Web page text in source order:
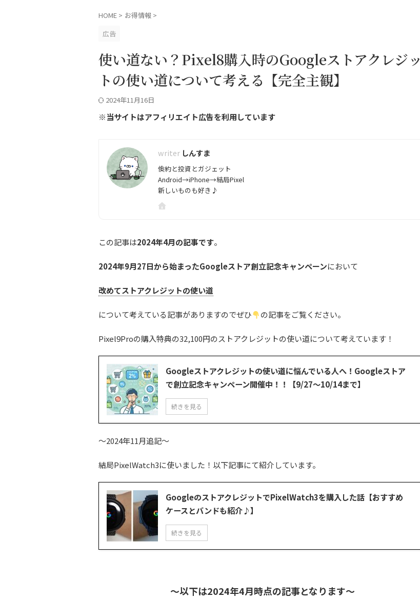
HOME > お得情報 >
広告
使い道ない？Pixel8購入時のGoogleストアクレジッ
トの使い道について考える【完全主観】
2024年11月16日
※当サイトはアフィリエイト広告を利用しています
しんすま
倹約と投資とガジェット
Android→iPhone→結局Pixel
新しいものも好き♪
この記事は2024年4月の記事です。
2024年9月27日から始まったGoogleストア創立記念キャンペーンにおいて
改めてストアクレジットの使い道
について考えている記事がありますのでぜひ の記事をご覧ください。
Pixel9Proの購入特典の32,100円のストアクレジットの使い道について考えています！
Googleストアクレジットの使い道に悩んでいる人へ！Googleストア
で創立記念キャンペーン開催中！！【9/27～10/14まで】
続きを見る
～2024年11月追記～
結局PixelWatch3に使いました！以下記事にて紹介しています。
GoogleのストアクレジットでPixelWatch3を購入した話【おすすめ
ケースとバンドも紹介♪】
続きを見る
～以下は2024年4月時点の記事となります～